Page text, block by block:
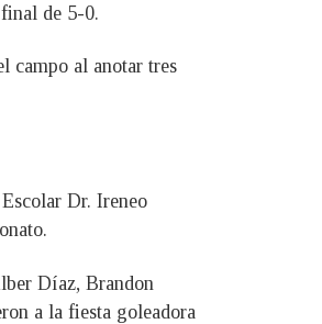
de 5-0.
campo al anotar tres
Dr. Ireneo
Díaz, Brandon
a la fiesta goleadora